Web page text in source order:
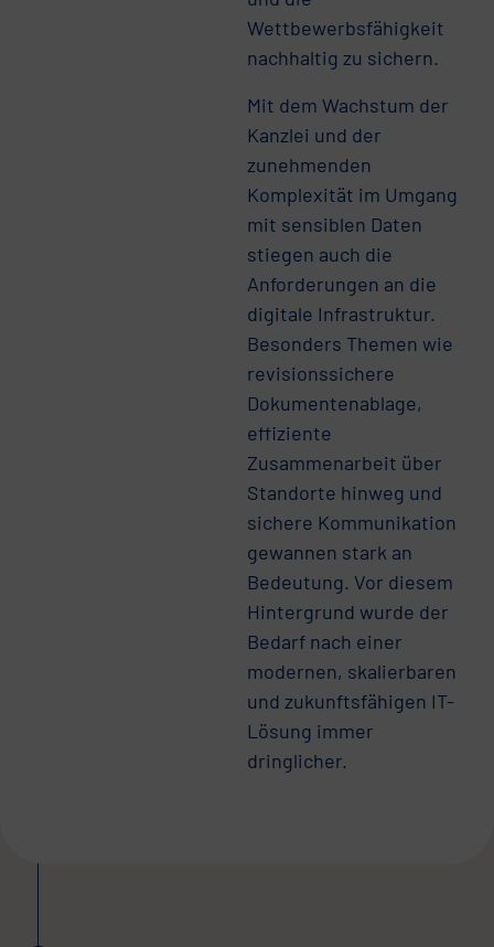
Wettbewerbsfähigkeit
nachhaltig zu sichern.
Mit dem Wachstum der
Kanzlei und der
zunehmenden
Komplexität im Umgang
mit sensiblen Daten
stiegen auch die
Anforderungen an die
digitale Infrastruktur.
Besonders Themen wie
revisionssichere
Dokumentenablage,
effiziente
Zusammenarbeit über
Standorte hinweg und
sichere Kommunikation
gewannen stark an
Bedeutung. Vor diesem
Hintergrund wurde der
Bedarf nach einer
modernen, skalierbaren
und zukunftsfähigen IT-
Lösung immer
dringlicher.